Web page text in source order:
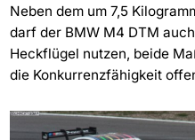
Neben dem um 7,5
darf der BMW M4 DTM
Heckflügel nutzen, beide
die Konkurrenzfähigkeit